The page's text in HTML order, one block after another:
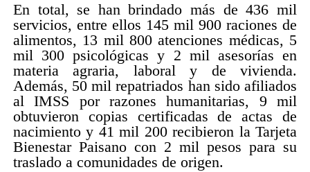
En total, se han brindado más de 436 mil
servicios, entre ellos 145 mil 900 raciones de
alimentos, 13 mil 800 atenciones médicas, 5
mil 300 psicológicas y 2 mil asesorías en
materia agraria, laboral y de vivienda.
Además, 50 mil repatriados han sido afiliados
al IMSS por razones humanitarias, 9 mil
obtuvieron copias certificadas de actas de
nacimiento y 41 mil 200 recibieron la Tarjeta
Bienestar Paisano con 2 mil pesos para su
traslado a comunidades de origen.